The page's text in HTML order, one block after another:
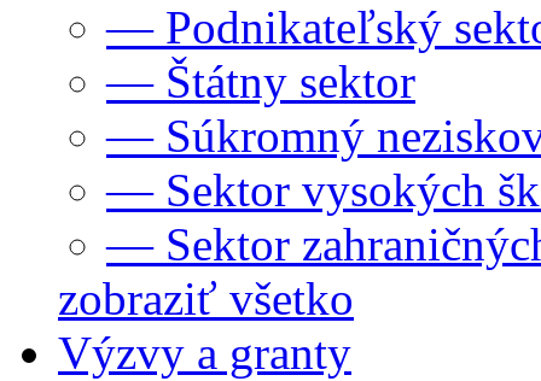
— Podnikateľský
— Štátny sektor
— Súkromný
— Sektor vysokých
— Sektor
zobraziť všetko
Výzvy a granty